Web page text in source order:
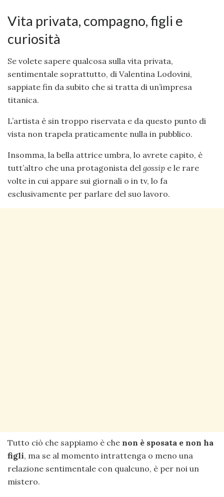
Vita privata, compagno, figli e
curiosità
Se volete sapere qualcosa sulla vita privata,
sentimentale soprattutto, di Valentina Lodovini,
sappiate fin da subito che si tratta di un’impresa
titanica.
L’artista è sin troppo riservata e da questo punto di
vista non trapela praticamente nulla in pubblico.
Insomma, la bella attrice umbra, lo avrete capito, è
tutt’altro che una protagonista del gossip e le rare
volte in cui appare sui giornali o in tv, lo fa
esclusivamente per parlare del suo lavoro.
Tutto ciò che sappiamo è che non è sposata e non ha
figli, ma se al momento intrattenga o meno una
relazione sentimentale con qualcuno, è per noi un
mistero.